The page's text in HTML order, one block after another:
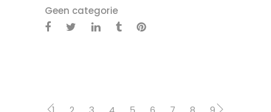
Geen categorie